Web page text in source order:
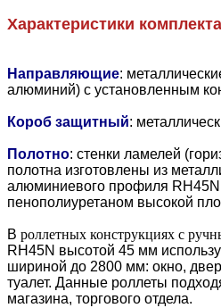
Характеристики комплекта
Направляющие:
алюминий) с установленным
Короб защитный:
Полотно: стенки ламелей
полотна изготовлены из
алюминиевого профиля
пенополиуретаном высокой
В роллетных конструкциях с
RH45N высотой 45 мм
шириной до 2800 мм: окно,
туалет. Данные роллеты
магазина, торгового отдела.